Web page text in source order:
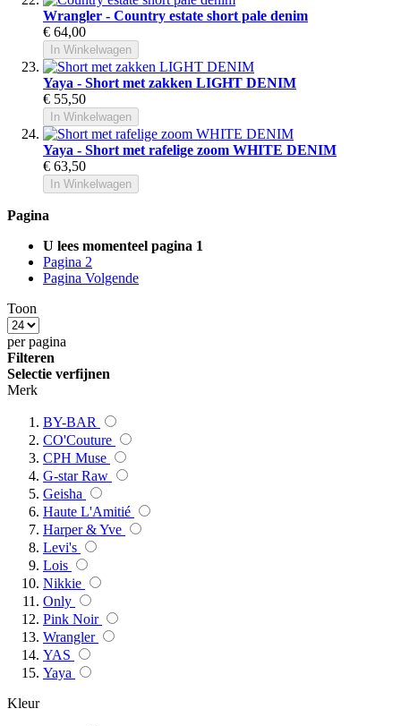
Wrangler - Country estate short pale denim
€ 64,00
In Winkelwagen
Yaya - Short met zakken LIGHT DENIM
€ 55,50
In Winkelwagen
Yaya - Short met rafelige zoom WHITE DENIM
€ 63,50
In Winkelwagen
Pagina
U lees momenteel pagina 1
Pagina 2
Pagina Volgende
Toon
per pagina
Filteren
Selectie verfijnen
Merk
BY-BAR
CO'Couture
CPH Muse
G-star Raw
Geisha
Haute L'Amitié
Harper & Yve
Levi's
Lois
Nikkie
Only
Pink Noir
Wrangler
YAS
Yaya
Kleur